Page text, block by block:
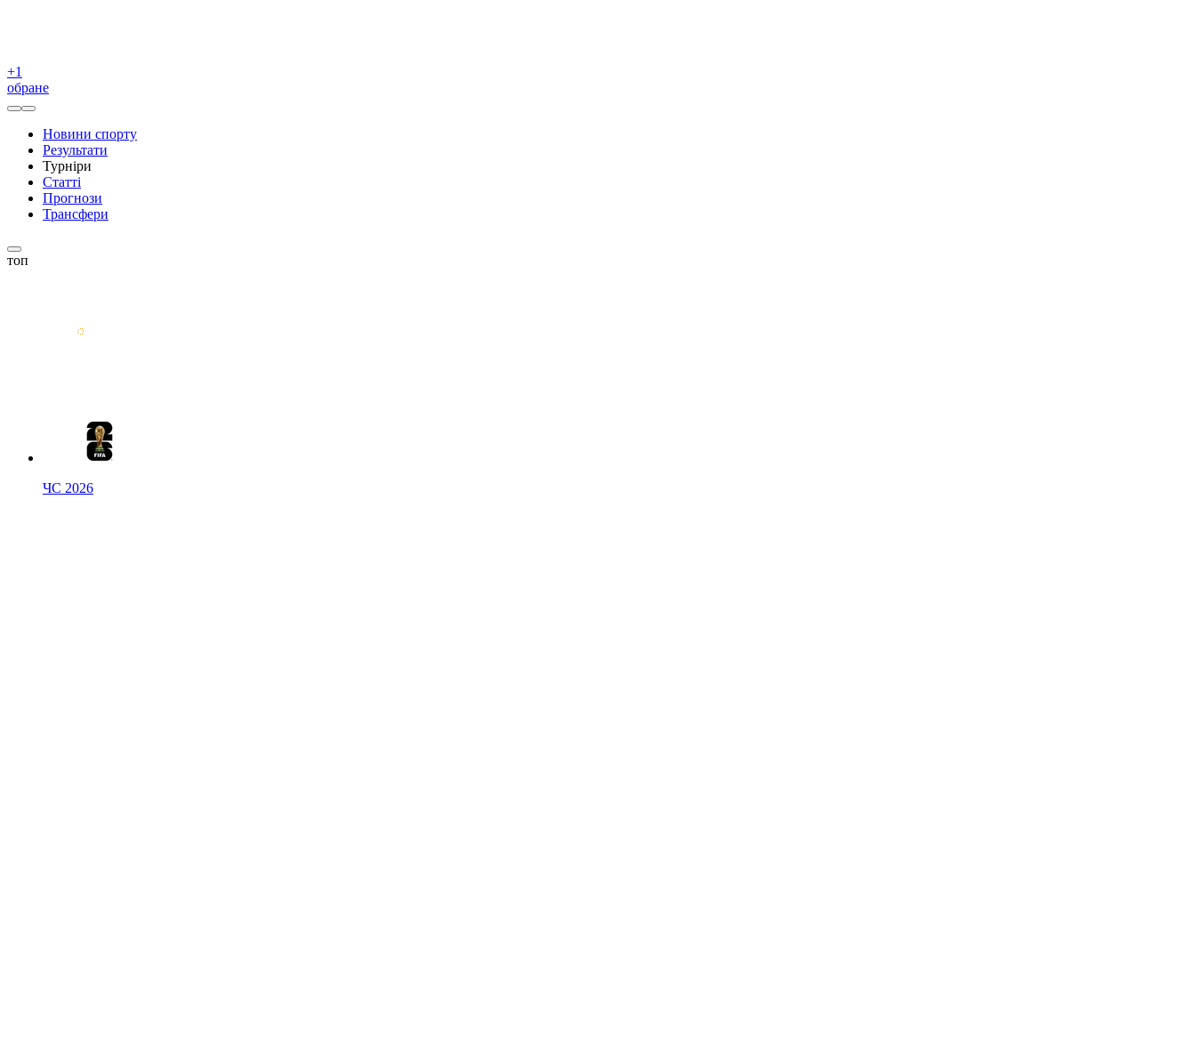
+1
обране
Новини спорту
Результати
Турніри
Статті
Прогнози
Трансфери
топ
ЧС 2026